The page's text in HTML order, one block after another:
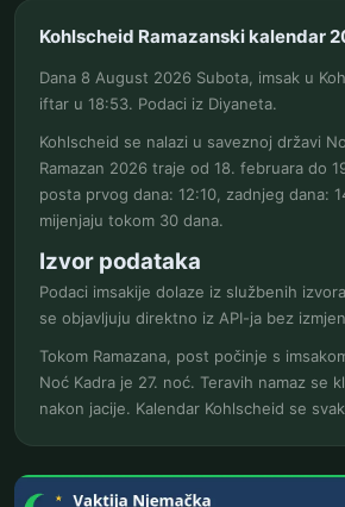
Kohlscheid Ramazanski kalendar
Dana 8 August 2026 Subota, imsak u
iftar u 18:53. Podaci iz Diyaneta.
Kohlscheid se nalazi u saveznoj državi
Ramazan 2026 traje od 18. februara do
posta prvog dana: 12:10, zadnjeg dana:
mijenjaju tokom 30 dana.
Izvor podataka
Podaci imsakije dolaze iz službenih
se objavljuju direktno iz API-ja bez
Tokom Ramazana, post počinje s
Noć Kadra je 27. noć. Teravih namaz se
nakon jacije. Kalendar Kohlscheid se